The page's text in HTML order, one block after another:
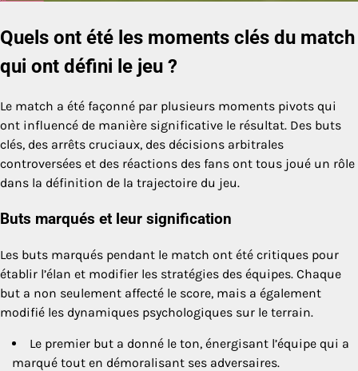
Quels ont été les moments clés du match
qui ont défini le jeu ?
Le match a été façonné par plusieurs moments pivots qui
ont influencé de manière significative le résultat. Des buts
clés, des arrêts cruciaux, des décisions arbitrales
controversées et des réactions des fans ont tous joué un rôle
dans la définition de la trajectoire du jeu.
Buts marqués et leur signification
Les buts marqués pendant le match ont été critiques pour
établir l’élan et modifier les stratégies des équipes. Chaque
but a non seulement affecté le score, mais a également
modifié les dynamiques psychologiques sur le terrain.
Le premier but a donné le ton, énergisant l’équipe qui a
marqué tout en démoralisant ses adversaires.